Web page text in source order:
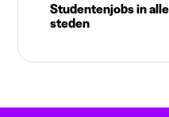
Studentenjobs in alle
steden